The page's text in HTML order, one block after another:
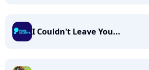
I Couldn't Leave You...